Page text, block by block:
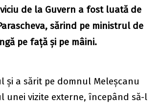
de la Guvern a fost luată de
sărind pe ministrul de
pe față și pe mâini.
și a sărit pe domnul Meleșcanu
unei vizite externe, începând să-l